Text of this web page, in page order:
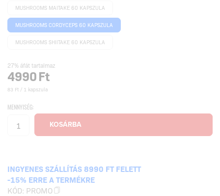
MUSHROOMS MAITAKE 60 KAPSZULA
MUSHROOMS CORDYCEPS 60 KAPSZULA
MUSHROOMS SHIITAKE 60 KAPSZULA
27% áfát tartalmaz
4990Ft
83 Ft / 1 kapszula
MENNYISÉG:
INGYENES SZÁLLÍTÁS 8990 FT FELETT
-15% ERRE A TERMÉKRE
KÓD: PROMO